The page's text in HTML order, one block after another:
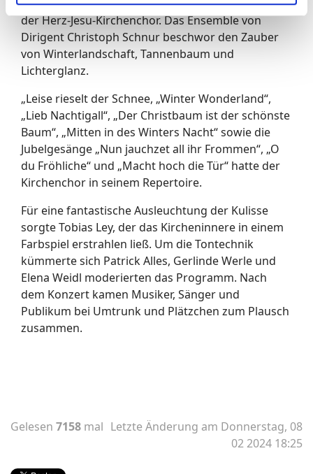
Neuen Welt.“ Auf atmosphärische Stücke setzte
der Herz-Jesu-Kirchenchor. Das Ensemble von
Dirigent Christoph Schnur beschwor den Zauber
von Winterlandschaft, Tannenbaum und
Lichterglanz.
„Leise rieselt der Schnee, „Winter Wonderland“,
„Lieb Nachtigall“, „Der Christbaum ist der schönste
Baum“, „Mitten in des Winters Nacht“ sowie die
Jubelgesänge „Nun jauchzet all ihr Frommen“, „O
du Fröhliche“ und „Macht hoch die Tür“ hatte der
Kirchenchor in seinem Repertoire.
Für eine fantastische Ausleuchtung der Kulisse
sorgte Tobias Ley, der das Kircheninnere in einem
Farbspiel erstrahlen ließ. Um die Tontechnik
kümmerte sich Patrick Alles, Gerlinde Werle und
Elena Weidl moderierten das Programm. Nach
dem Konzert kamen Musiker, Sänger und
Publikum bei Umtrunk und Plätzchen zum Plausch
zusammen.
Gelesen 7158 mal Letzte Änderung am Donnerstag, 08
02 2024 18:25